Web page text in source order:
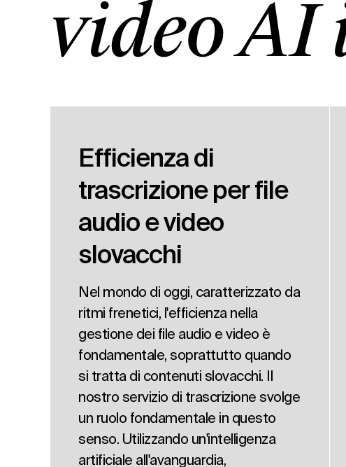
video AI
Efficienza di
trascrizione per file
audio e video
slovacchi
Nel mondo di oggi, caratterizzato da
ritmi frenetici, l'efficienza nella
gestione dei file audio e video è
fondamentale, soprattutto quando
si tratta di contenuti slovacchi. Il
nostro servizio di trascrizione svolge
un ruolo fondamentale in questo
senso. Utilizzando un'intelligenza
artificiale all'avanguardia,